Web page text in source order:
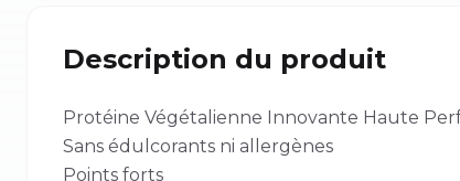
Description du produit
Protéine Végétalienne Innovante Haute
Sans édulcorants ni allergènes
Points forts